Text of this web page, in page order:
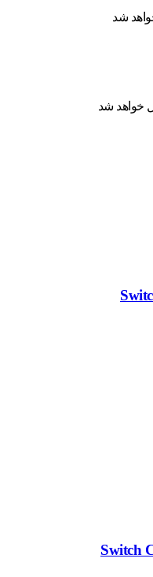
شد
خواهد شد
Switch